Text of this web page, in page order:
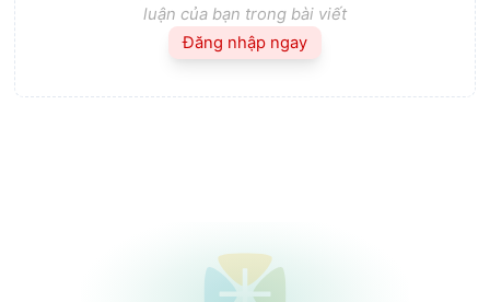
luận của bạn trong bài viết
Đăng nhập ngay